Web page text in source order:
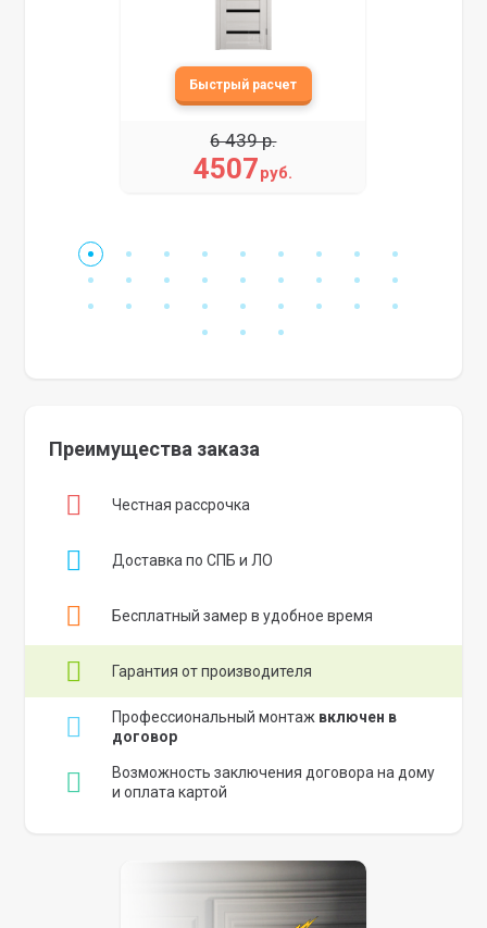
4507руб.
6 439 р.
Преимущества заказа
Честная рассрочка
Доставка по СПБ и ЛО
Бесплатный замер в удобное время
Гарантия от производителя
Профессиональный монтаж включен в
договор
Возможность заключения договора на дому
и оплата картой